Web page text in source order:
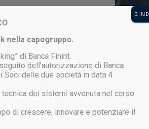
nella capogruppo.
di Banca Finint.
dell’autorizzazione di Banca
Soci delle due società in data 4
dei sistemi avvenuta nel corso
di crescere, innovare e potenziare il
CHIUDI